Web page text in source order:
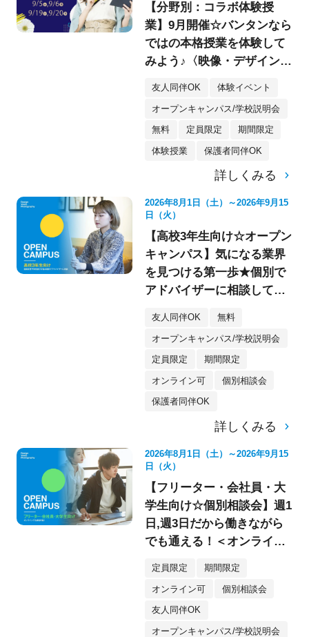
【分野別：コラボ体験授
業】9月開催☆バンタンなら
ではの本格授業を体験して
みよう♪〈映像・デザイン・
友人同伴OK 体験イベント
オープンキャンパス/学校説明会
無料 定員限定 期間限定
体験授業 保護者同伴OK
詳しくみる
2026年8月1日（土）～2026年9月15
日（火）
【高校3年生向け☆オープン
キャンパス】気になる業界
を見つける第一歩★個別で
アドバイザーに相談してみ
友人同伴OK 無料
オープンキャンパス/学校説明会
定員限定 期間限定
オンライン可 個別相談会
保護者同伴OK
詳しくみる
2026年8月1日（土）～2026年9月15
日（火）
【フリーター・会社員・大
学生向け☆個別相談会】週1
日,週3日だから働きながら
でも通える！＜オンライン
定員限定 期間限定
オンライン可 個別相談会
友人同伴OK
オープンキャンパス/学校説明会